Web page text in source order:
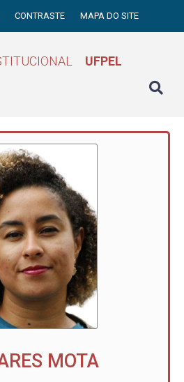
CONTRASTE MAPA DO SITE
UFPEL
MOTA